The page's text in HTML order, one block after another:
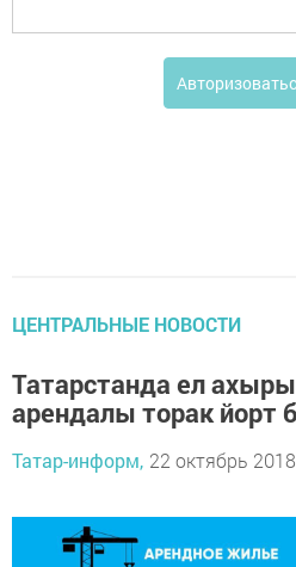
ЦЕНТРАЛЬНЫЕ НОВОСТИ
Татарстанда ел
арендалы торак йорт
Татар-информ, 22 октябрь